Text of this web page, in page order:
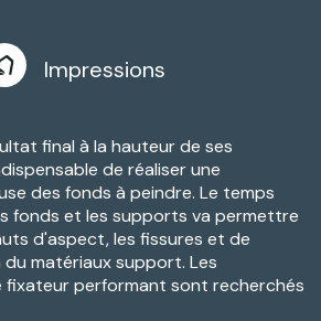
Impressions
final à la hauteur de ses
de réaliser une
des fonds à peindre. Le temps
fonds et les supports va permettre
d'aspect, les fissures et de
matériaux support. Les
fixateur performant sont recherchés